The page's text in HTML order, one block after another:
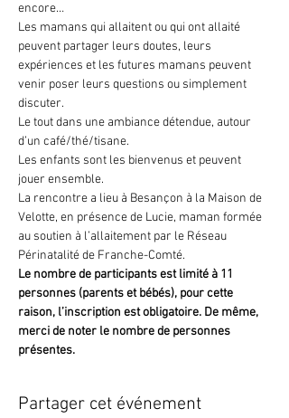
encore…
Les mamans qui allaitent ou qui ont allaité
peuvent partager leurs doutes, leurs
expériences et les futures mamans peuvent
venir poser leurs questions ou simplement
discuter.
Le tout dans une ambiance détendue, autour
d’un café/thé/tisane.
Les enfants sont les bienvenus et peuvent
jouer ensemble.
La rencontre a lieu à Besançon à la Maison de
Velotte, en présence de Lucie, maman formée
au soutien à l’allaitement par le Réseau
Périnatalité de Franche-Comté.
Le nombre de participants est limité à 11
personnes (parents et bébés), pour cette
raison, l’inscription est obligatoire. De même,
merci de noter le nombre de personnes
présentes.
Partager cet événement